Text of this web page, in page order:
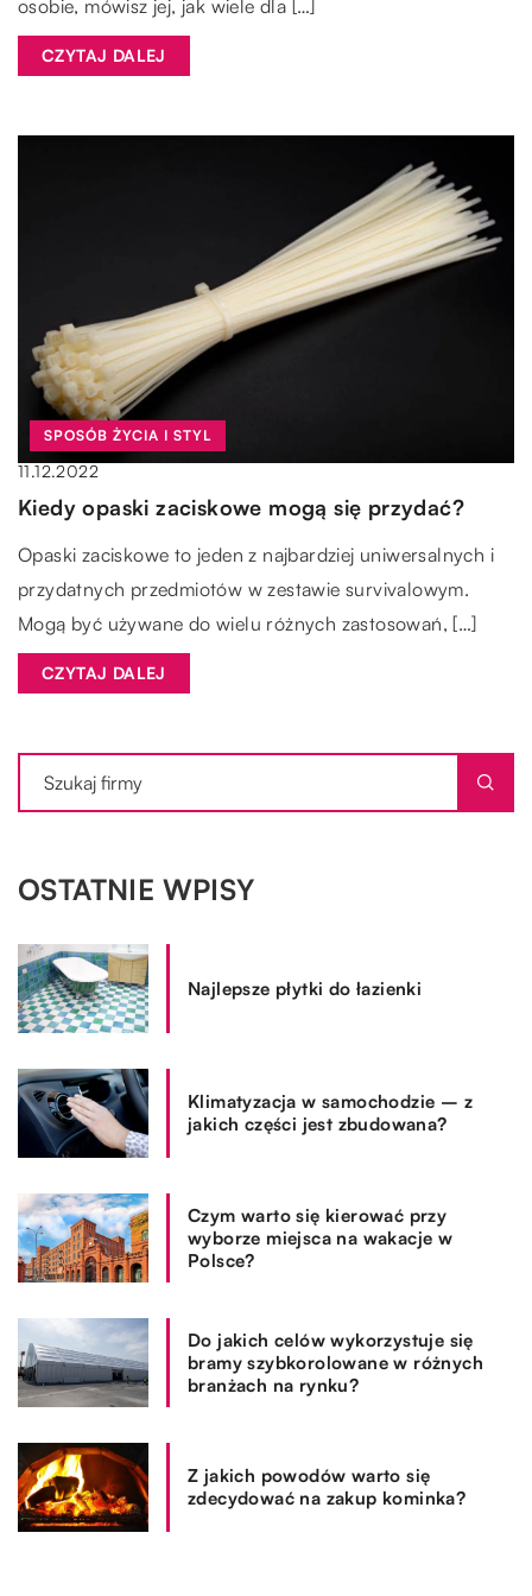
osobie, mówisz jej, jak wiele dla […]
CZYTAJ DALEJ
SPOSÓB ŻYCIA I STYL
11.12.2022
Kiedy opaski zaciskowe mogą się przydać?
Opaski zaciskowe to jeden z najbardziej uniwersalnych i
przydatnych przedmiotów w zestawie survivalowym.
Mogą być używane do wielu różnych zastosowań, […]
CZYTAJ DALEJ
OSTATNIE WPISY
Najlepsze płytki do łazienki
Klimatyzacja w samochodzie – z
jakich części jest zbudowana?
Czym warto się kierować przy
wyborze miejsca na wakacje w
Polsce?
Do jakich celów wykorzystuje się
bramy szybkorolowane w różnych
branżach na rynku?
Z jakich powodów warto się
zdecydować na zakup kominka?